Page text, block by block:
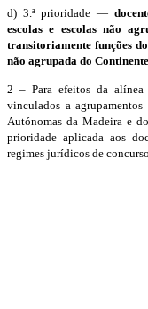
d) 3.ª prioridade —
escolas e escolas não
transitoriamente funções
não agrupada do Continente
2 – Para efeitos da alínea
vinculados a agrupamentos
Autónomas da Madeira e
prioridade aplicada aos
regimes jurídicos de